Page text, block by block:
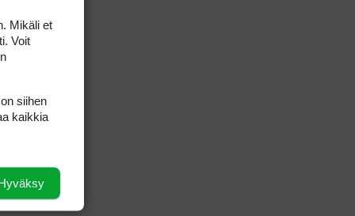
Mikäli et
Voit
siihen
kaikkia